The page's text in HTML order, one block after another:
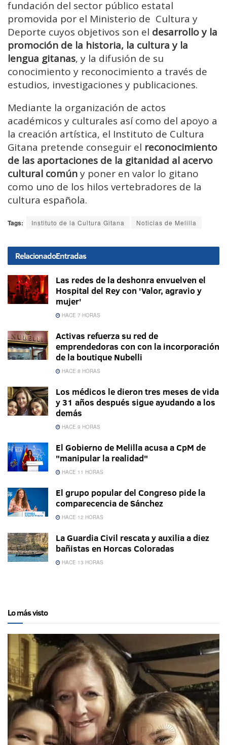
fundación del sector público estatal
promovida por el Ministerio de Cultura y
Deporte cuyos objetivos son el desarrollo y la
promoción de la historia, la cultura y la
lengua gitanas, y la difusión de su
conocimiento y reconocimiento a través de
estudios, investigaciones y publicaciones.
Mediante la organización de actos
académicos y culturales así como del apoyo a
la creación artística, el Instituto de Cultura
Gitana pretende conseguir el reconocimiento
de las aportaciones de la gitanidad al acervo
cultural comúny poner en valor lo gitano
como uno de los hilos vertebradores de la
cultura española.
Tags: Instituto de la Cultura Gitana Noticias de Melilla
RelacionadoEntradas
Las redes de la deshonra envuelven el
Hospital del Rey con 'Valor, agravio y
mujer'
HACE 7 HORAS
Activas refuerza su red de
emprendedoras con con la incorporación
de la boutique Nubelli
HACE 8 HORAS
Los médicos le dieron tres meses de vida
y 31 años después sigue ayudando a los
demás
HACE 9 HORAS
El Gobierno de Melilla acusa a CpM de
"manipular la realidad"
HACE 11 HORAS
El grupo popular del Congreso pide la
comparecencia de Sánchez
HACE 12 HORAS
La Guardia Civil rescata y auxilia a diez
bañistas en Horcas Coloradas
HACE 13 HORAS
Lo más visto